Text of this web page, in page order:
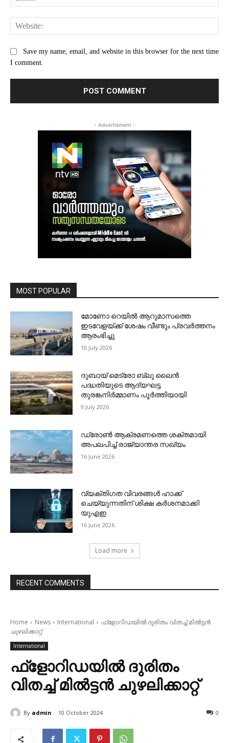
Save my name, email, and website in this browser for the next time
I comment.
- Advertisment -
MOST POPULAR
മോണോ റെയില്‍ ആറുമാസത്തെ
ഇടവേളയ്ക്ക് ശേഷം വീണ്ടും പ്രവര്‍ത്തനം
ആരംഭിച്ചു
10 July 2026
ദുബായ് മെട്രോ ബ്ലു ലൈന്‍
പദ്ധതിയുടെ ആദ്യഘട്ട
തുരങ്കനിര്‍മ്മാണം പൂര്‍ത്തിയായി
9 July 2026
ഡ്രോണ്‍ ആക്രമണത്തെ ശക്തമായി
അപലപിച്ച് രാജ്യാന്തര സഖ്യം
16 June 2026
വ്യക്തിഗത വിവരങ്ങള്‍ ഹാക്ക്
ചെയ്യുന്നതിന് ശിക്ഷ കര്‍ശനമാക്കി
യുഎഇ
16 June 2026
Load more
RECENT COMMENTS